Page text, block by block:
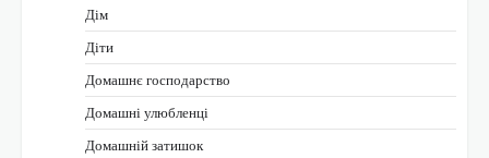
Дім
Діти
Домашнє господарство
Домашні улюбленці
Домашній затишок